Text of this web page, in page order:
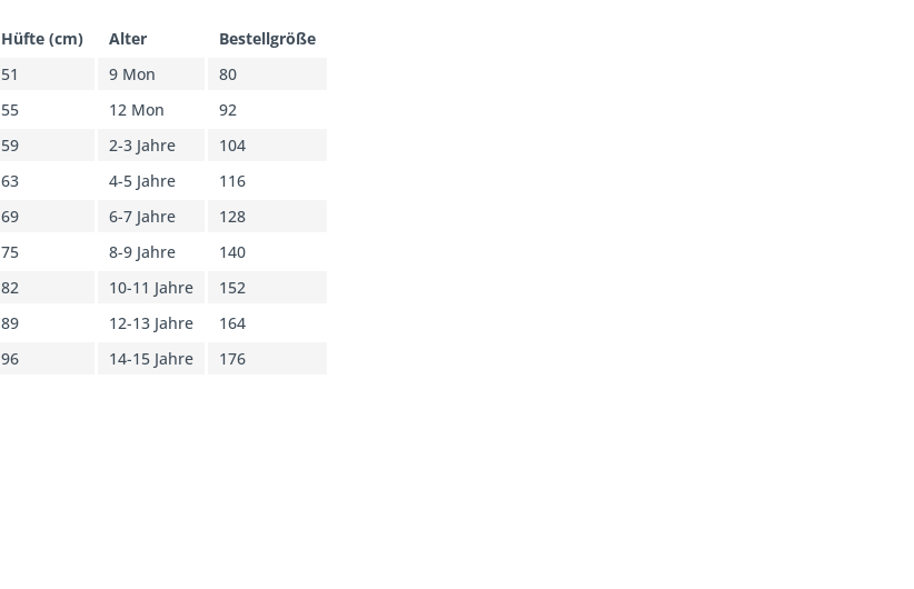
Hüfte (cm) Alter
Bestellgröße
51 9 Mon
80
55 12 Mon
92
59 2-3 Jahre
104
63 4-5 Jahre
116
69 6-7 Jahre
128
75 8-9 Jahre
140
82 10-11 Jahre
152
89 12-13 Jahre
164
96 14-15 Jahre 176